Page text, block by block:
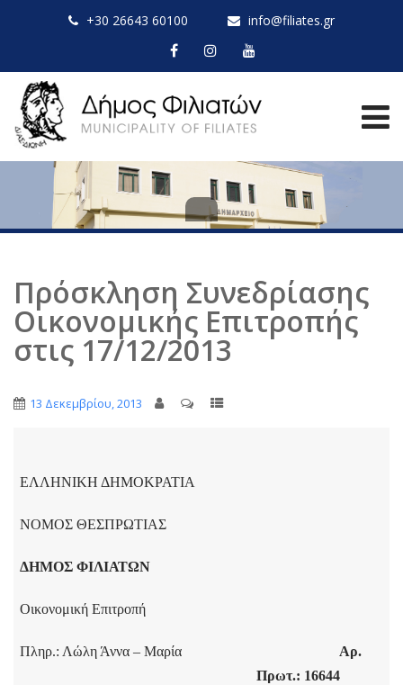
+30 26643 60100 info@filiates.gr
Πρόσκληση Συνεδρίασης
Οικονομικής Επιτροπής
στις 17/12/2013
13 Δεκεμβρίου, 2013
ΕΛΛΗΝΙΚΗ ΔΗΜΟΚΡΑΤΙΑ
ΝΟΜΟΣ ΘΕΣΠΡΩΤΙΑΣ
ΔΗΜΟΣ ΦΙΛΙΑΤΩΝ
Οικονομική Επιτροπή
Πληρ.: Λώλη Άννα – Μαρία
Αρ.
Πρωτ.: 16644